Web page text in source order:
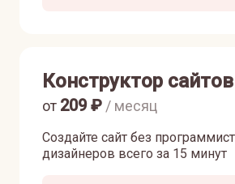
Конструктор сайтов
Создайте сайт без
дизайнеров всего за 15 минут
от 209₽ / месяц